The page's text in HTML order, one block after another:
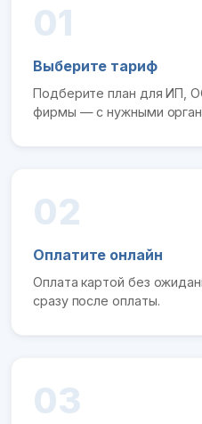
01
Выберите тариф
Подберите план для ИП,
фирмы — с нужными
02
Оплатите онлайн
Оплата картой без
сразу после оплаты.
03